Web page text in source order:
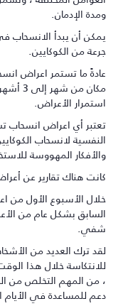
الإدمان.
من الكوكايين.
ما تستمر اعراض
مكان من
الأعراض.
لانسحاب
المهووسة
هناك تقارير عن أعراض
الأسبوع الأول من
بشكل عام من
ترك العديد من
خلال هذا الوقت
من المهم التخلص من
للمساعدة في الأيام